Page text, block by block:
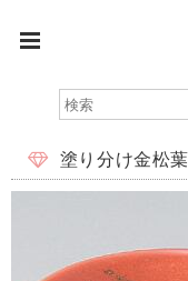
塗り分け金松